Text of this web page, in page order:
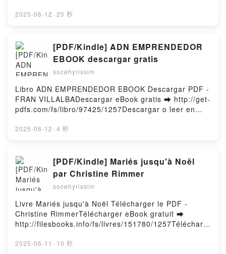
leer en línea CHEVENGUR (EDICION DE VICENTE
PLATONOV.CHEVENGUR (EDICION DE VICENTE
CAZCARRA Y HELENA S. KRIUKOVA) ANDREI
PLATONOV PDF, CHEVENGUR (EDICION DE
VICENTE CAZCARRA Y HELENA S. KRIUKOVA)
ANDREI PLATONOV Epub, CHEVENGUR (EDICION
DE VICENTE CAZCARRA Y HELENA S. KRIUKOVA)
ANDREI PLATONOV Leer en línea , CHEVENGUR
(EDICION DE VICENTE CAZCARRA Y HELENA S.
KRIUKOVA) ANDREI PLATONOV Audiolibro,
CHEVENGUR (EDICION DE VICENTE CAZCARRA Y
HELENA S. KRIUKOVA) ANDREI PLATONOV Kindle,
CHEVENGUR (EDICION DE VICENTE CAZCARRA Y
HELENA S. KRIUKOVA) ANDREI PLATONOV Epub
CAZCARRA Y HELENA S. KRIUKOVA) ANDREI
PLATONOV Descargar gratisPowered by Firstory
Hosting
2025-06-12 · 20 秒
[PDF/Kindle] ADN EMPRENDEDOR
EBOOK descargar gratis
socehyrissim
Libro ADN EMPRENDEDOR EBOOK Descargar PDF -
FRAN VILLALBADescargar eBook gratis ➡ http://get-
pdfs.com/fs/libro/97425/1257Descargar o leer en
(PDF ePub Mobi) de FRAN VILLALBA.ADN
EMPRENDEDOR EBOOK FRAN VILLALBA Leer en
línea , ADN EMPRENDEDOR EBOOK FRAN
VILLALBA Audiolibro, ADN EMPRENDEDOR EBOOK
FRAN VILLALBA VK, ADN EMPRENDEDOR EBOOK
FRAN VILLALBA Kindle, ADN EMPRENDEDOR
EBOOK FRAN VILLALBA Epub VK, ADN
EMPRENDEDOR EBOOK FRAN VILLALBA Descargar
gratisPowered by Firstory Hosting
2025-06-12 · 4 秒
[PDF/Kindle] Mariés jusqu'à Noël
par Christine Rimmer
socehyrissim
Livre Mariés jusqu'à Noël Télécharger le PDF -
Christine RimmerTélécharger eBook gratuit ➡
http://filesbooks.info/fs/livres/151780/1257Télécharg
(PDF ePub Mobi) pan Christine Rimmer.Mariés
2025-06-11 · 10 秒